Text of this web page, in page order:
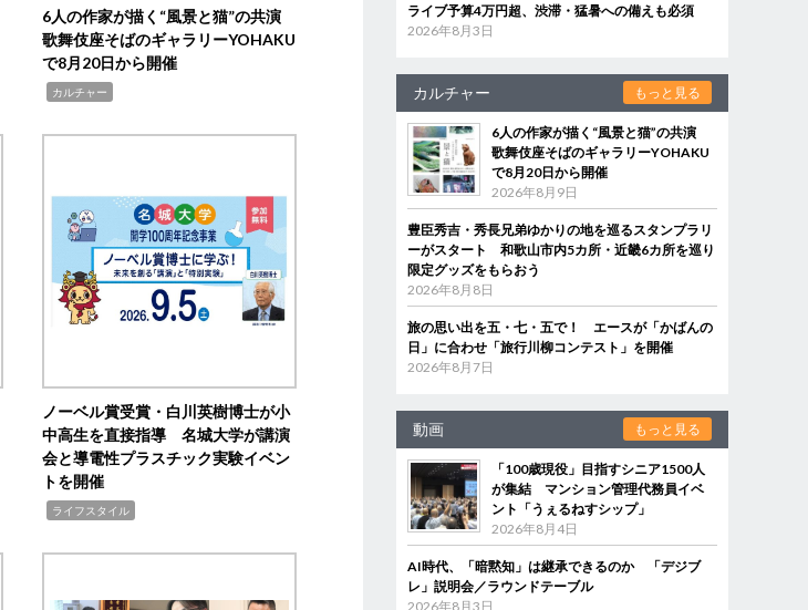
6人の作家が描く“風景と猫”の共演
歌舞伎座そばのギャラリーYOHAKU
で8月20日から開催
カルチャー
ノーベル賞受賞・白川英樹博士が小
中高生を直接指導 名城大学が講演
会と導電性プラスチック実験イベン
トを開催
ライフスタイル
ライブ予算4万円超、渋滞・猛暑への備えも必須
2026年8月3日
カルチャー もっと見る
6人の作家が描く“風景と猫”の共演
歌舞伎座そばのギャラリーYOHAKU
で8月20日から開催
2026年8月9日
豊臣秀吉・秀長兄弟ゆかりの地を巡るスタンプラリ
ーがスタート 和歌山市内5カ所・近畿6カ所を巡り
限定グッズをもらおう
2026年8月8日
旅の思い出を五・七・五で！ エースが「かばんの
日」に合わせ「旅行川柳コンテスト」を開催
2026年8月7日
動画 もっと見る
「100歳現役」目指すシニア1500人
が集結 マンション管理代務員イベ
ント「うぇるねすシップ」
2026年8月4日
AI時代、「暗黙知」は継承できるのか 「デジブ
レ」説明会／ラウンドテーブル
2026年8月3日